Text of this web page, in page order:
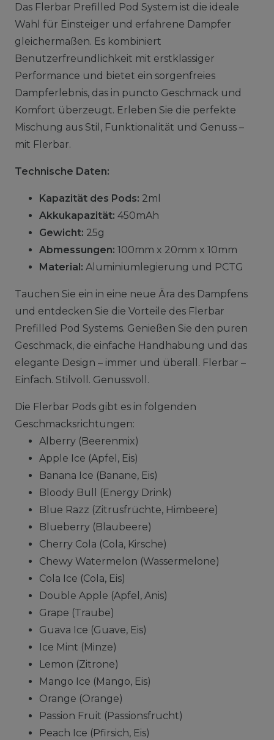
Das Flerbar Prefilled Pod System ist die ideale
Wahl für Einsteiger und erfahrene Dampfer
gleichermaßen. Es kombiniert
Benutzerfreundlichkeit mit erstklassiger
Performance und bietet ein sorgenfreies
Dampferlebnis, das in puncto Geschmack und
Komfort überzeugt. Erleben Sie die perfekte
Mischung aus Stil, Funktionalität und Genuss –
mit Flerbar.
Technische Daten:
Kapazität des Pods: 2ml
Akkukapazität: 450mAh
Gewicht: 25g
Abmessungen: 100mm x 20mm x 10mm
Material: Aluminiumlegierung und PCTG
Tauchen Sie ein in eine neue Ära des Dampfens
und entdecken Sie die Vorteile des Flerbar
Prefilled Pod Systems. Genießen Sie den puren
Geschmack, die einfache Handhabung und das
elegante Design – immer und überall. Flerbar –
Einfach. Stilvoll. Genussvoll.
Die Flerbar Pods gibt es in folgenden
Geschmacksrichtungen:
Alberry (Beerenmix)
Apple Ice (Apfel, Eis)
Banana Ice (Banane, Eis)
Bloody Bull (Energy Drink)
Blue Razz (Zitrusfrüchte, Himbeere)
Blueberry (Blaubeere)
Cherry Cola (Cola, Kirsche)
Chewy Watermelon (Wassermelone)
Cola Ice (Cola, Eis)
Double Apple (Apfel, Anis)
Grape (Traube)
Guava Ice (Guave, Eis)
Ice Mint (Minze)
Lemon (Zitrone)
Mango Ice (Mango, Eis)
Orange (Orange)
Passion Fruit (Passionsfrucht)
Peach Ice (Pfirsich, Eis)